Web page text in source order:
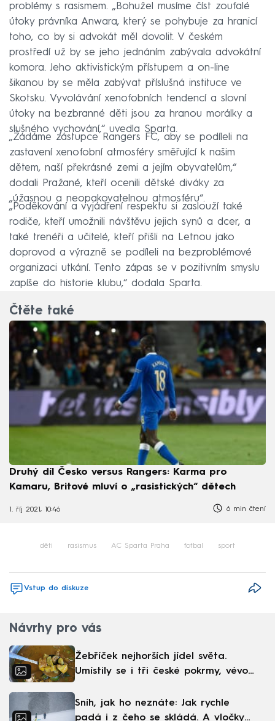
problémy s rasismem. „Bohužel musíme číst zoufalé
útoky právníka Anwara, který se pohybuje za hranicí
toho, co by si advokát měl dovolit. V českém
prostředí už by se jeho jednáním zabývala advokátní
komora. Jeho aktivistickým přístupem a on-line
šikanou by se měla zabývat příslušná instituce ve
Skotsku. Vyvolávání xenofobních tendencí a slovní
útoky na bezbranné děti jsou za hranou morálky a
slušného vychování,“ uvedla Sparta.
„Žádáme zástupce Rangers FC, aby se podíleli na
zastavení xenofobní atmosféry směřující k našim
dětem, naší překrásné zemi a jejím obyvatelům,“
dodali Pražané, kteří ocenili dětské diváky za
„úžasnou a neopakovatelnou atmosféru“.
„Poděkování a vyjádření respektu si zaslouží také
rodiče, kteří umožnili návštěvu jejich synů a dcer, a
také trenéři a učitelé, kteří přišli na Letnou jako
doprovod a výrazně se podíleli na bezproblémové
organizaci utkání. Tento zápas se v pozitivním smyslu
zapíše do historie klubu,“ dodala Sparta.
Čtěte také
Druhý díl Česko versus Rangers: Karma pro
Kamaru, Britové mluví o „rasistických“ dětech
1. říj 2021, 10:46 6 min čtení
děti rasismus AC Sparta Praha fotbal sport
Vstup do diskuze
Návrhy pro vás
Žebříček nejhorších jídel světa.
Umístily se i tři české pokrmy, vévodí
Sníh, jak ho neznáte: Jak rychle
padá i z čeho se skládá. A vločky